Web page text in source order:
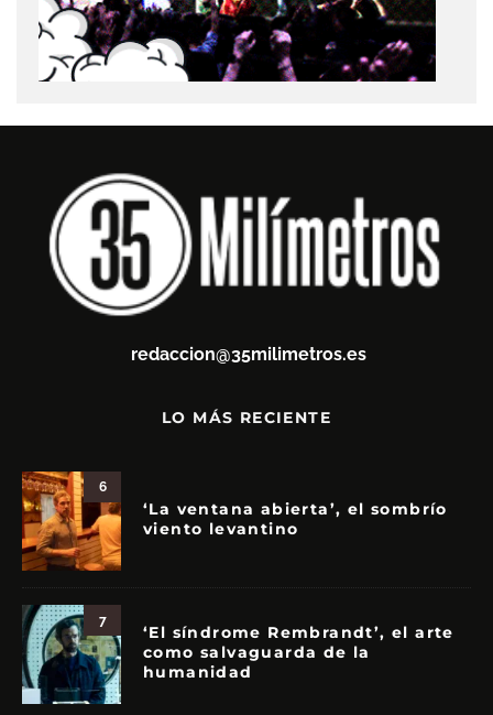
redaccion@35milimetros.es
LO MÁS RECIENTE
6
‘La ventana abierta’, el sombrío
viento levantino
7
‘El síndrome Rembrandt’, el arte
como salvaguarda de la
humanidad